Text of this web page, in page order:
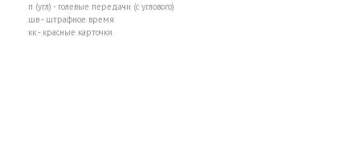
п (угл) - голевые передачи (с углового)
шв - штрафное время
кк - красные карточки